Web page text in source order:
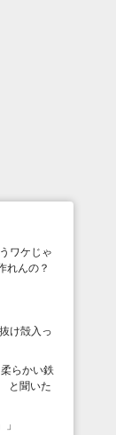
ワケじゃ
れんの？
け殻入っ
らかい鉄
と聞いた
」